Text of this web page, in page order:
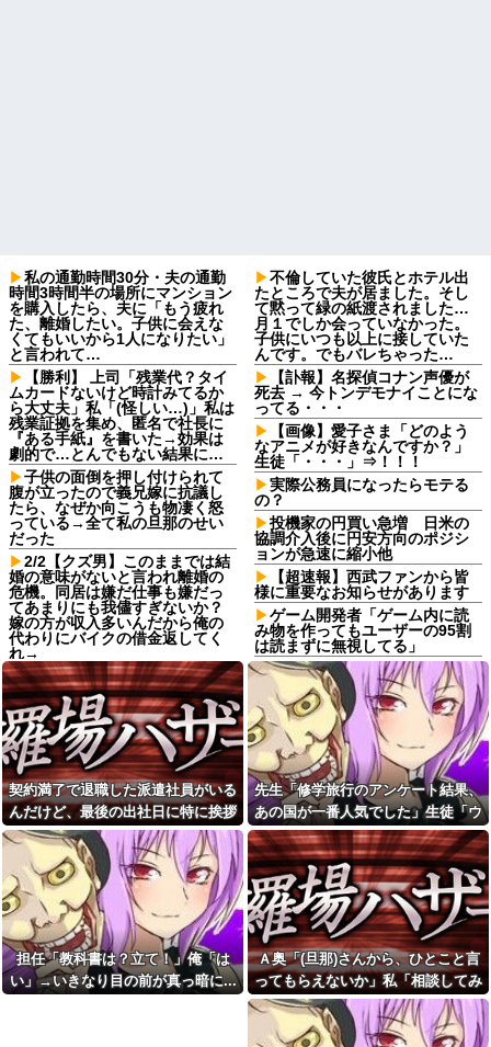
私の通勤時間30分・夫の通勤
時間3時間半の場所にマンション
を購入したら、夫に「もう疲れ
た、離婚したい。子供に会えな
くてもいいから1人になりたい」
と言われて…
【勝利】 上司「残業代？タイ
ムカードないけど時計みてるか
ら大丈夫」私「(怪しい…)」私は
残業証拠を集め、匿名で社長に
『ある手紙』を書いた→効果は
劇的で…とんでもない結果に…
子供の面倒を押し付けられて
腹が立ったので義兄嫁に抗議し
たら、なぜか向こうも物凄く怒
っている→全て私の旦那のせい
だった
2/2【クズ男】このままでは結
婚の意味がないと言われ離婚の
危機。同居は嫌だ仕事も嫌だっ
てあまりにも我儘すぎないか？
嫁の方が収入多いんだから俺の
代わりにバイクの借金返してく
れ→
彼女と紫陽花見に行ったらス
ニーカーを履いてきてた。普通
かわいいぺたんこ靴とかじゃな
いの？コーヒーや手作り菓子も
持ってこないしさぁ…
転校生と仲良くなってその子
の家に遊びに行ったら私が小さ
い頃に撮った写真があった
予約していた美容室が臨時休
業。連絡くれてもいいのに
小６娘が家のこと何もしてく
れてなくて動画ばかり見てる。
その姿が情けなくて...
初カノの女とそのまま結婚。
自分を愛した女が「他の男に抱
かれてた」事実を知った俺、辛
すぎる
私「そのマンガ面白い？」友
達「読めばわかるよ」→感想を
不倫していた彼氏とホテル出
たところで夫が居ました。そし
て黙って緑の紙渡されました…
月１でしか会っていなかった。
子供にいつも以上に接していた
んです。でもバレちゃった…
【訃報】名探偵コナン声優が
死去 → 今トンデモナイことにな
ってる・・・
【画像】愛子さま「どのよう
なアニメが好きなんですか？」
生徒「・・・」⇒！！！
実際公務員になったらモテる
の？
投機家の円買い急増 日米の
協調介入後に円安方向のポジシ
ョンが急速に縮小他
【超速報】西武ファンから皆
様に重要なお知らせがあります
ゲーム開発者「ゲーム内に読
み物を作ってもユーザーの95割
は読まずに無視してる」
彼氏の家に遊びに行ったら彼
母が大皿から唐揚げを素手でつ
まんでひとくちかじり、残りを
大皿へ戻した。私目が点。あり
えないと彼氏に言ったら彼氏激
おこ
娘の下着をチェックして職場
に暴露する狂気の母親！娘の彼
氏を呪い「洗濯物のパンツ見て
性生活を察して泣きたい」と周
囲に暴露していて気持ち悪すぎ
た
高校の夏休みに両親いない日
に家に泊めた仲良しの子と成り
行きで百合な関係に。卒業して
別々の大学になり彼女に彼が出
来た。私はショックで…
久しぶりに地元の同窓会に行
ったら、私を見た瞬間何人かが
固まった。「え、生きてたの？｣
幼稚園からお花をやっている
私の活けた花を、義兄嫁がボロ
クソにけなした
契約満了で退職した派遣社員がいる
んだけど、最後の出社日に特に挨拶
も菓子折りもなにもなく...
先生「修学旅行のアンケート結果、
あの国が一番人気でした」生徒「ウ
ソだ！沖縄や北海道が人気だっ
た！」→トンデモナイことに・・・
担任「教科書は？立て！」俺「は
い」→いきなり目の前が真っ暗に...
Ａ奥「(旦那)さんから、ひとこと言
ってもらえないか」私「相談してみ
る」→ 人がおかしくなった瞬間を目
の前で見て...